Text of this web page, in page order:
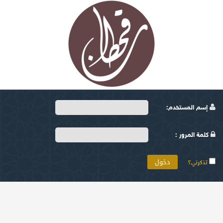
إسم المستخدم:
كلمة المرور :
تذكرني؟